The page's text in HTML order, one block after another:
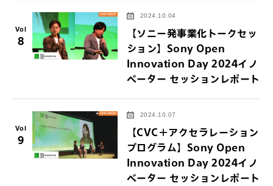
Vol
8
2024.10.04
【ソニー発事業化トークセッ
ション】Sony Open
Innovation Day 2024イノ
ベーター セッションレポート
Vol
9
2024.10.07
【CVC＋アクセラレーション
プログラム】Sony Open
Innovation Day 2024イノ
ベーター セッションレポート